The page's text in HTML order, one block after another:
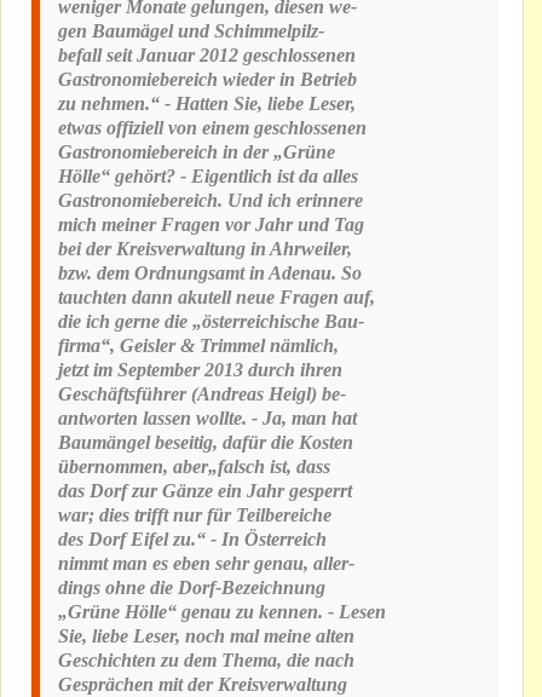
weniger Monate gelungen, diesen we-
gen Baumägel und Schimmelpilz-
befall seit Januar 2012 geschlossenen
Gastronomiebereich wieder in Betrieb
zu nehmen.“ - Hatten Sie, liebe Leser,
etwas offiziell von einem geschlossenen
Gastronomiebereich in der „Grüne
Hölle“ gehört? - Eigentlich ist da alles
Gastronomiebereich. Und ich erinnere
mich meiner Fragen vor Jahr und Tag
bei der Kreisverwaltung in Ahrweiler,
bzw. dem Ordnungsamt in Adenau. So
tauchten dann akutell neue Fragen auf,
die ich gerne die „österreichische Bau-
firma“, Geisler & Trimmel nämlich,
jetzt im September 2013 durch ihren
Geschäftsführer (Andreas Heigl) be-
antworten lassen wollte. - Ja, man hat
Baumängel beseitig, dafür die Kosten
übernommen, aber„falsch ist, dass
das Dorf zur Gänze ein Jahr gesperrt
war; dies trifft nur für Teilbereiche
des Dorf Eifel zu.“ - In Österreich
nimmt man es eben sehr genau, aller-
dings ohne die Dorf-Bezeichnung
„Grüne Hölle“ genau zu kennen. - Lesen
Sie, liebe Leser, noch mal meine alten
Geschichten zu dem Thema, die nach
Gesprächen mit der Kreisverwaltung